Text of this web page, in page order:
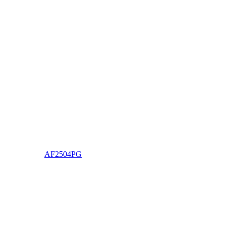
AF2504PG